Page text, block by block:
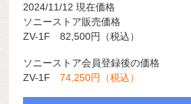
2024/11/12 現在価格
ソニーストア販売価格
ZV-1F 82,500円（税込）
ソニーストア会員登録後の価格
ZV-1F74,250円（税込）